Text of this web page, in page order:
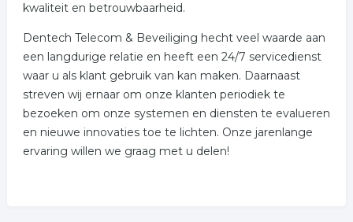
kwaliteit en betrouwbaarheid.
Dentech Telecom & Beveiliging hecht veel waarde aan
een langdurige relatie en heeft een 24/7 servicedienst
waar u als klant gebruik van kan maken. Daarnaast
streven wij ernaar om onze klanten periodiek te
bezoeken om onze systemen en diensten te evalueren
en nieuwe innovaties toe te lichten. Onze jarenlange
ervaring willen we graag met u delen!